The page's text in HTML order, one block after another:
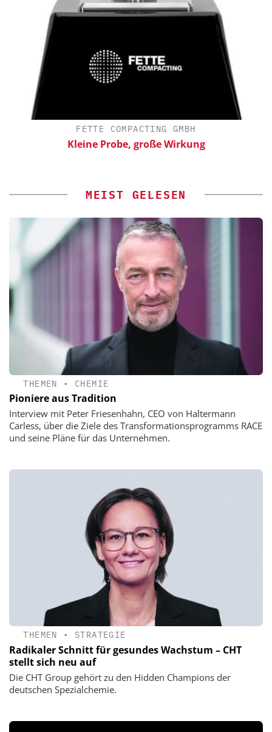
FETTE COMPACTING GMBH
Kleine Probe, große Wirkung
MEIST GELESEN
THEMEN • CHEMIE
Pioniere aus Tradition
Interview mit Peter Friesenhahn, CEO von Haltermann
Carless, über die Ziele des Transformationsprogramms RACE
und seine Pläne für das Unternehmen.
THEMEN • STRATEGIE
Radikaler Schnitt für gesundes Wachstum – CHT
stellt sich neu auf
Die CHT Group gehört zu den Hidden Champions der
deutschen Spezialchemie.